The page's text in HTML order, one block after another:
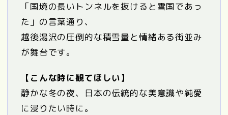
「国境の長いトンネルを抜けると雪国であっ
た」の言葉通り、
越後湯沢の圧倒的な積雪量と情緒ある街並み
が舞台です。
【こんな時に観てほしい】
静かな冬の夜、日本の伝統的な美意識や純愛
に浸りたい時に。